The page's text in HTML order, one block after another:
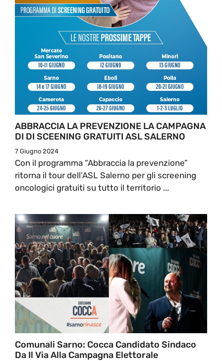
ABBRACCIA LA PREVENZIONE LA CAMPAGNA
DI DI SCEENING GRATUITI ASL SALERNO
7 Giugno 2024
Con il programma “Abbraccia la prevenzione”
ritorna il tour dell’ASL Salerno per gli screening
oncologici gratuiti su tutto il territorio ...
Comunali Sarno: Cocca Candidato Sindaco
Da Il Via Alla Campagna Elettorale